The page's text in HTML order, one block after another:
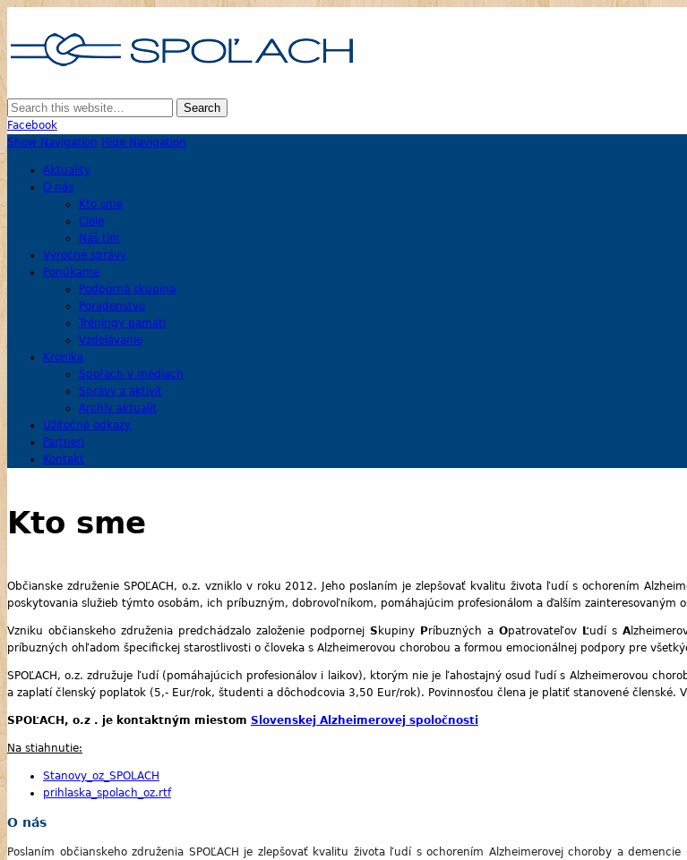
Skupina Príbuzných a Opatrovateľov Ľudí s Alzheimerovou Chorobou
Facebook
Show Navigation Hide Navigation
Aktuality
O nás
Kto sme
Ciele
Náš tím
Výročné správy
Ponúkame
Podporná skupina
Poradenstvo
Tréningy pamäti
Vzdelávanie
Kronika
Spoľach v médiach
Správy z aktivít
Archív aktualít
Užitočné odkazy
Partneri
Kontakt
Kto sme
Občianske združenie SPOĽACH, o.z. vzniklo v roku 2012. Jeho poslaním je zlepšovať kvalitu života ľudí s ochorením
poskytovania služieb týmto osobám, ich príbuzným, dobrovoľníkom, pomáhajúcim profesionálom a ďalším zainteresovaným
Vzniku občianskeho združenia predchádzalo založenie podpornej S kupiny Príbuzných a Opatrovateľov Ľudí s A
príbuzných ohľadom špecifickej starostlivosti o človeka s Alzheimerovou chorobou a formou emocionálnej podpory pre
SPOĽACH, o.z. združuje ľudí (pomáhajúcich profesionálov i laikov), ktorým nie je ľahostajný osud ľudí s Alzheimerovou
a zaplatí členský poplatok (5,- Eur/rok, študenti a dôchodcovia 3,50 Eur/rok). Povinnosťou člena je platiť stanovené členské.
SPOĽACH, o.z . je kontaktným miestom Slovenskej Alzheimerovej spoločnosti
Na stiahnutie:
Stanovy_oz_SPOLACH
prihlaska_spolach_oz.rtf
O nás
Poslaním občianskeho združenia SPOĽACH je zlepšovať kvalitu života ľudí s ochorením Alzheimerovej choroby a